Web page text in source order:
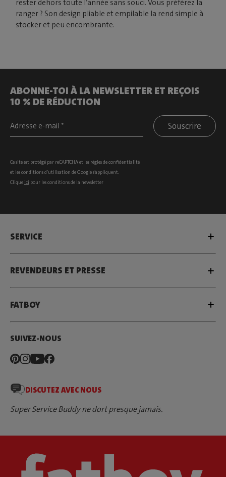
rester dehors toute l’année sans souci. Vous préférez la
ranger ? Son design pliable et empilable la rend simple à
stocker et peu encombrante.
ABONNE-TOI À LA NEWSLETTER ET REÇOIS
10 % DE RÉDUCTION
Souscrire
Ce site est protégé par reCAPTCHA et les règles de confidentialité
et lesconditions d’utilisation de Google s’appliquent.
Clique ici pour les conditions de la newsletter
SERVICE
REVENDEURS ET PRESSE
FATBOY
SUIVEZ-NOUS
DISCUTEZ AVEC NOUS
Super Service Buddy ne dort presque jamais.